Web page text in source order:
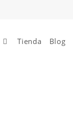
Tienda Blog